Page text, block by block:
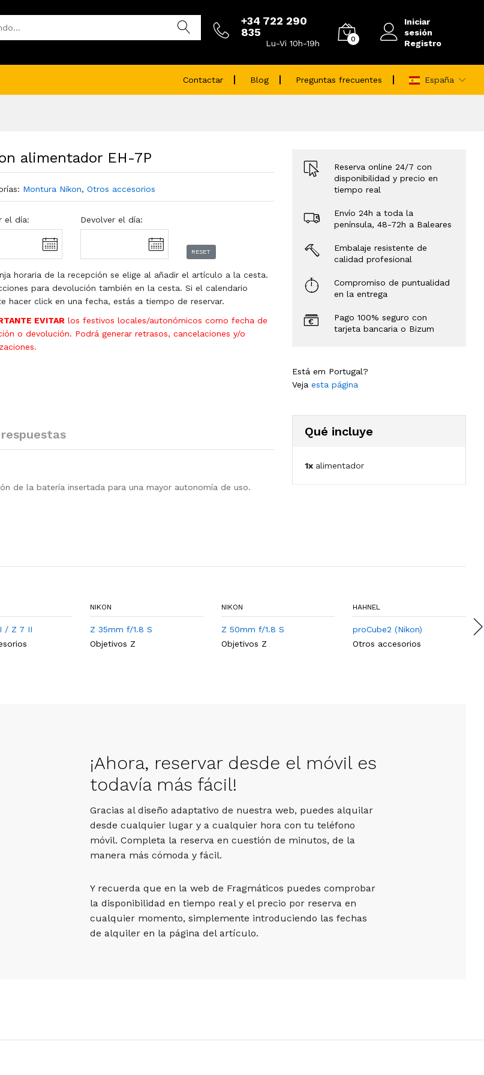
+34 722 290
835
Lu-Vi 10h-19h 0
Iniciar
sesión
Registro
Contactar Blog Preguntas frecuentes España
alimentador EH-7P
Montura Nikon, Otros accesorios
el día: Devolver el día:
RESET
horaria de la recepción se elige al añadir el artículo a la cesta.
para devolución también en la cesta. Si el calendario
hacer click en una fecha, estás a tiempo de reservar.
EVITAR los festivos locales/autonómicos como fecha de
o devolución. Podrá generar retrasos, cancelaciones y/o
de la batería insertada para una mayor autonomía de uso.
Reserva online 24/7 con
disponibilidad y precio en
tiempo real
Envío 24h a toda la
península, 48-72h a Baleares
Embalaje resistente de
calidad profesional
Compromiso de puntualidad
en la entrega
Pago 100% seguro con
tarjeta bancaria o Bizum
Está em Portugal?
Veja esta página
Qué incluye
1x alimentador
/ Z 7 II
NIKON
Z 35mm f/1.8 S
Objetivos Z
NIKON
Z 50mm f/1.8 S
Objetivos Z
HAHNEL
proCube2 (Nikon)
Otros accesorios
¡Ahora, reservar desde el móvil es
todavía más fácil!
Gracias al diseño adaptativo de nuestra web, puedes alquilar
desde cualquier lugar y a cualquier hora con tu teléfono
móvil. Completa la reserva en cuestión de minutos, de la
manera más cómoda y fácil.
Y recuerda que en la web de Fragmáticos puedes comprobar
la disponibilidad en tiempo real y el precio por reserva en
cualquier momento, simplemente introduciendo las fechas
de alquiler en la página del artículo.